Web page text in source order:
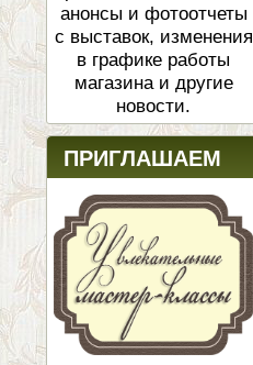
анонсы и фотоотчеты
с выставок, изменения
в графике работы
магазина и другие
новости.
ПРИГЛАШАЕМ